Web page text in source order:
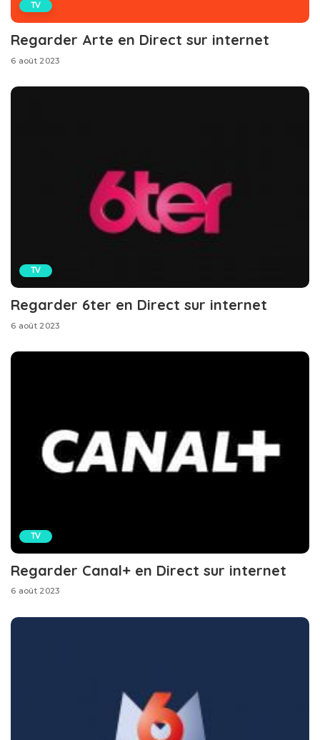
TV
Regarder Arte en Direct sur internet
6 août 2023
TV
Regarder 6ter en Direct sur internet
6 août 2023
TV
Regarder Canal+ en Direct sur internet
6 août 2023